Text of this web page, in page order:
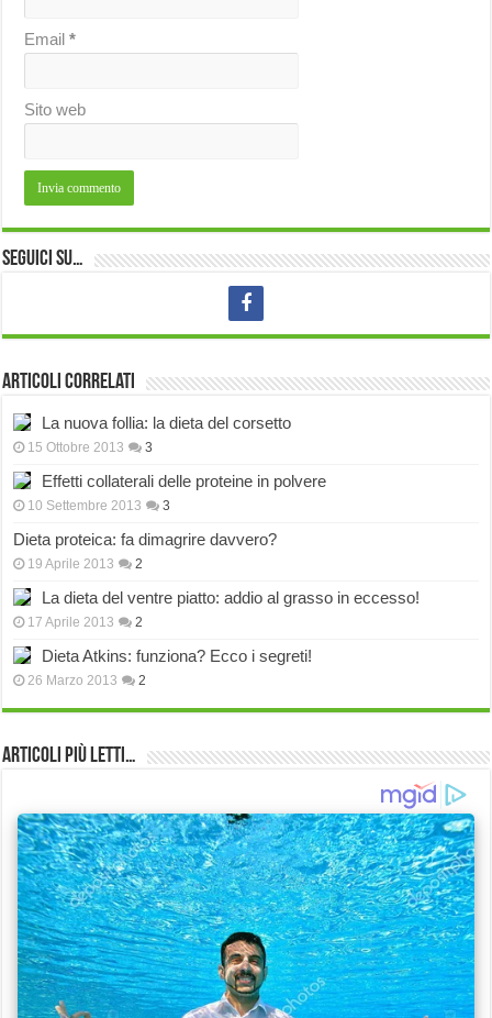
Email*
Sito web
Seguici su…
Articoli correlati
La nuova follia: la dieta del corsetto
15 Ottobre 2013 3
Effetti collaterali delle proteine in polvere
10 Settembre 2013 3
Dieta proteica: fa dimagrire davvero?
19 Aprile 2013 2
La dieta del ventre piatto: addio al grasso in eccesso!
17 Aprile 2013 2
Dieta Atkins: funziona? Ecco i segreti!
26 Marzo 2013 2
Articoli più Letti…